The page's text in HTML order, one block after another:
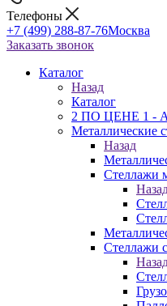
Телефоны
+7 (499) 288-87-76Москва
Заказать звонок
Каталог
Назад
Каталог
2 ПО ЦЕНЕ 1 -
Металлические
Назад
Стеллажи
Стеллажи